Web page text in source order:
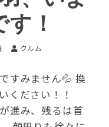
！
クルム
すみません💦 換
ください！！
進み、残るは首